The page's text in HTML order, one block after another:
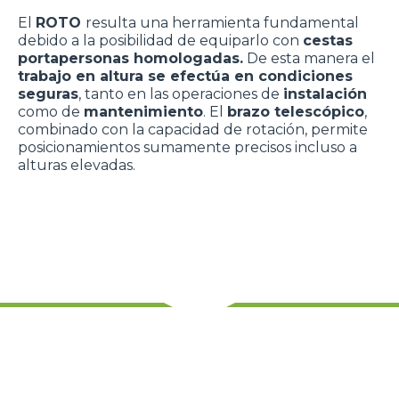
El ROTO resulta una herramienta fundamental
debido a la posibilidad de equiparlo con cestas
portapersonas homologadas. De esta manera el
trabajo en altura se efectúa en condiciones
seguras, tanto en las operaciones de instalación
como de mantenimiento. El brazo telescópico,
combinado con la capacidad de rotación, permite
posicionamientos sumamente precisos incluso a
alturas elevadas.